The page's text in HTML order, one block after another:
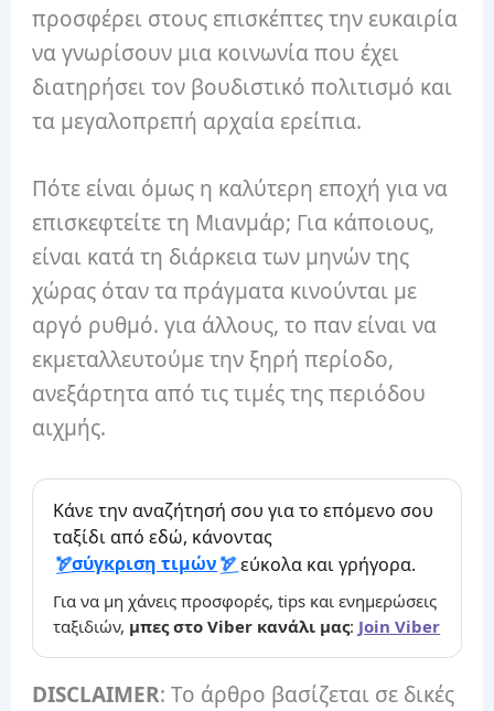
προσφέρει στους επισκέπτες την ευκαιρία
να γνωρίσουν μια κοινωνία που έχει
διατηρήσει τον βουδιστικό πολιτισμό και
τα μεγαλοπρεπή αρχαία ερείπια.
Πότε είναι όμως η καλύτερη εποχή για να
επισκεφτείτε τη Μιανμάρ; Για κάποιους,
είναι κατά τη διάρκεια των μηνών της
χώρας όταν τα πράγματα κινούνται με
αργό ρυθμό. για άλλους, το παν είναι να
εκμεταλλευτούμε την ξηρή περίοδο,
ανεξάρτητα από τις τιμές της περιόδου
αιχμής.
Κάνε την αναζήτησή σου για το επόμενο σου
ταξίδι από εδώ, κάνοντας
σύγκριση τιμών
εύκολα και γρήγορα.
Για να μη χάνεις προσφορές, tips και ενημερώσεις
ταξιδιών, μπες στο Viber κανάλι μας: Join Viber
DISCLAIMER: Το άρθρο βασίζεται σε δικές